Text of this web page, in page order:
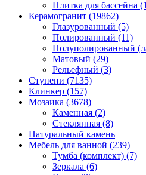
Плитка для бассейна
Керамогранит (19862)
Глазурованный (5)
Полированный (11)
Полуполированный
Матовый (29)
Рельефный (3)
Ступени (7135)
Клинкер (157)
Мозаика (3678)
Каменная (2)
Стеклянная (8)
Натуральный камень
Мебель для ванной (239)
Тумба (комплект) (7)
Зеркала (6)